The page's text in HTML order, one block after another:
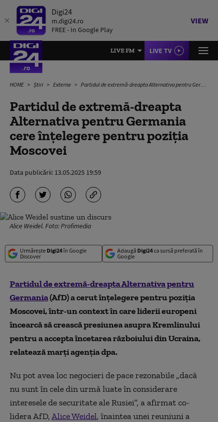
Digi24
m.digi24.ro
FREE - In Google Play
VIEW
LIVE FM LIVE TV
HOME Știri Externe Partidul de extremă-dreapta Alternativa pentru Germania cere înţelegere pentru poziţia Moscovei
Partidul de extremă-dreapta
Alternativa pentru Germania
cere înţelegere pentru poziţia
Moscovei
Data publicării: 13.05.2025 19:59
Alice Weidel. Foto: Profimedia
Urmărește Digi24în Google
Discover
Adaugă Digi24ca sursă preferată în
Google
Partidul de extremă-dreapta Alternativa pentru
Germania(AfD) a cerut înţelegere pentru poziţia
Moscovei, într-un context în care liderii europeni
încearcă să crească presiunea asupra Kremlinului
pentru a accepta încetarea războiului din Ucraina,
relatează marţi agenţia dpa.
Nu pot avea loc negocieri de pace rezonabile „dacă
nu sunt în cele din urmă luate în considerare
interesele de securitate ale Rusiei”, a afirmat co-
lidera AfD,Alice Weidel, înaintea unei reuniuni a